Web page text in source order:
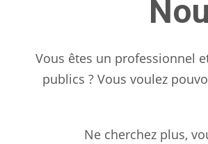
Vous êtes un professionnel
publics ? Vous voulez
Ne cherchez plus,